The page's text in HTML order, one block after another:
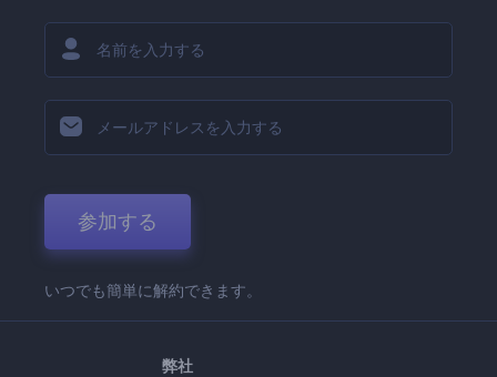
参加する
いつでも簡単に解約できます。
弊社